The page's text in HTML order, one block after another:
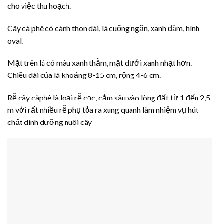
cho việc thu hoạch.
Cây cà phê có cành thon dài, lá cuống ngắn, xanh đậm, hình
oval.
Mặt trên lá có màu xanh thẫm, mặt dưới xanh nhạt hơn.
Chiều dài của lá khoảng 8-15 cm, rộng 4-6 cm.
Rễ cây càphê là loại rễ cọc, cắm sâu vào lòng đất từ 1 đến 2,5
m với rất nhiều rễ phụ tỏa ra xung quanh làm nhiệm vụ hút
chất dinh dưỡng nuôi cây